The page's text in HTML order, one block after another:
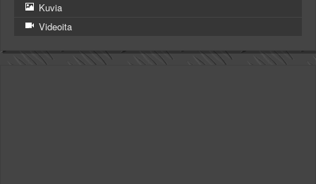
Kuvia
Videoita